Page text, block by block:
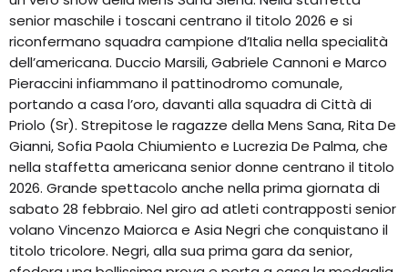
senior maschile i toscani centrano il titolo 2026 e si
riconfermano squadra campione d’Italia nella specialità
dell’americana. Duccio Marsili, Gabriele Cannoni e Marco
Pieraccini infiammano il pattinodromo comunale,
portando a casa l’oro, davanti alla squadra di Città di
Priolo (Sr). Strepitose le ragazze della Mens Sana, Rita De
Gianni, Sofia Paola Chiumiento e Lucrezia De Palma, che
nella staffetta americana senior donne centrano il titolo
2026. Grande spettacolo anche nella prima giornata di
sabato 28 febbraio. Nel giro ad atleti contrapposti senior
volano Vincenzo Maiorca e Asia Negri che conquistano il
titolo tricolore. Negri, alla sua prima gara da senior,